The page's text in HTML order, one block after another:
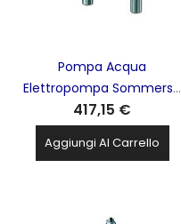
Pompa Acqua
Elettropompa Sommersa
4'' Per Pozzi Serie GS 1.5hp
1.1kw 230v LOWARA Xylem -
4GS11M-4OS
417,15 €
Aggiungi Al Carrello